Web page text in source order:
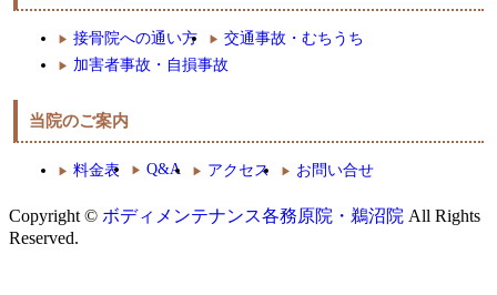
接骨院への通い方
交通事故・むちうち
加害者事故・自損事故
当院のご案内
料金表 Q&A アクセス お問い合せ
Copyright © ボディメンテナンス各務原院・鵜沼院 All Rights
Reserved.